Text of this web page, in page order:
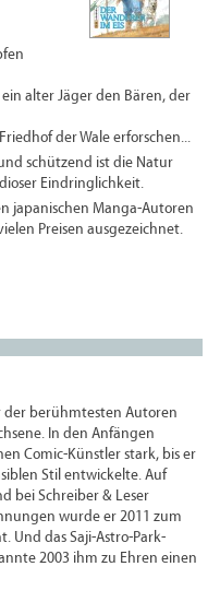
alter Jäger den Bären, der
der Wale erforschen...
schützend ist die Natur
Eindringlichkeit.
japanischen Manga-Autoren
Preisen ausgezeichnet.
der berühmtesten Autoren
In den Anfängen
Comic-Künstler stark, bis er
Stil entwickelte. Auf
bei Schreiber & Leser
wurde er 2011 zum
Und das Saji-Astro-Park-
2003 ihm zu Ehren einen